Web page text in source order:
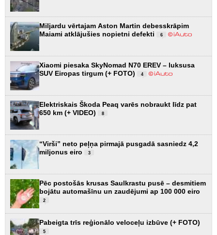
Miljardu vērtajam Aston Martin debesskrāpim
Maiami atklājušies nopietni defekti
6
Xiaomi piesaka SkyNomad N70 EREV – luksusa
SUV Eiropas tirgum (+ FOTO)
4
Elektriskais Škoda Peaq varēs nobraukt līdz pat
650 km (+ VIDEO)
8
“Virši” neto peļņa pirmajā pusgadā sasniedz 4,2
miljonus eiro
3
Pēc postošās krusas Saulkrastu pusē – desmitiem
bojātu automašīnu un zaudējumi ap 100 000 eiro
2
Pabeigta trīs reģionālo veloceļu izbūve (+ FOTO)
5